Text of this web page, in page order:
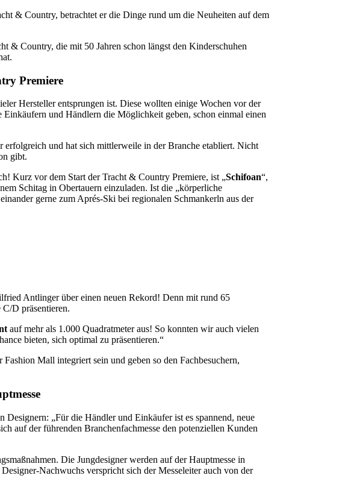
& Country, betrachtet er die Dinge rund um die Neuheiten auf dem
& Country, die mit 50 Jahren schon längst den Kinderschuhen
Premiere
Hersteller entsprungen ist. Diese wollten einige Wochen vor der
und Händlern die Möglichkeit geben, schon einmal einen
erfolgreich und hat sich mittlerweile in der Branche etabliert. Nicht
gibt.
Kurz vor dem Start der Tracht & Country Premiere, ist „Schifoan“,
Schitag in Obertauern einzuladen. Ist die „körperliche
gerne zum Aprés-Ski bei regionalen Schmankerln aus der
Antlinger über einen neuen Rekord! Denn mit rund 65
D präsentieren.
auf mehr als 1.000 Quadratmeter aus! So konnten wir auch vielen
bieten, sich optimal zu präsentieren.“
Mall integriert sein und geben so den Fachbesuchern,
„Für die Händler und Einkäufer ist es spannend, neue
auf der führenden Branchenfachmesse den potenziellen Kunden
Die Jungdesigner werden auf der Hauptmesse in
Nachwuchs verspricht sich der Messeleiter auch von der